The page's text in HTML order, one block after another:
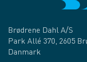
Brødrene Dahl A/S
Park Allé 370, 2605
Danmark